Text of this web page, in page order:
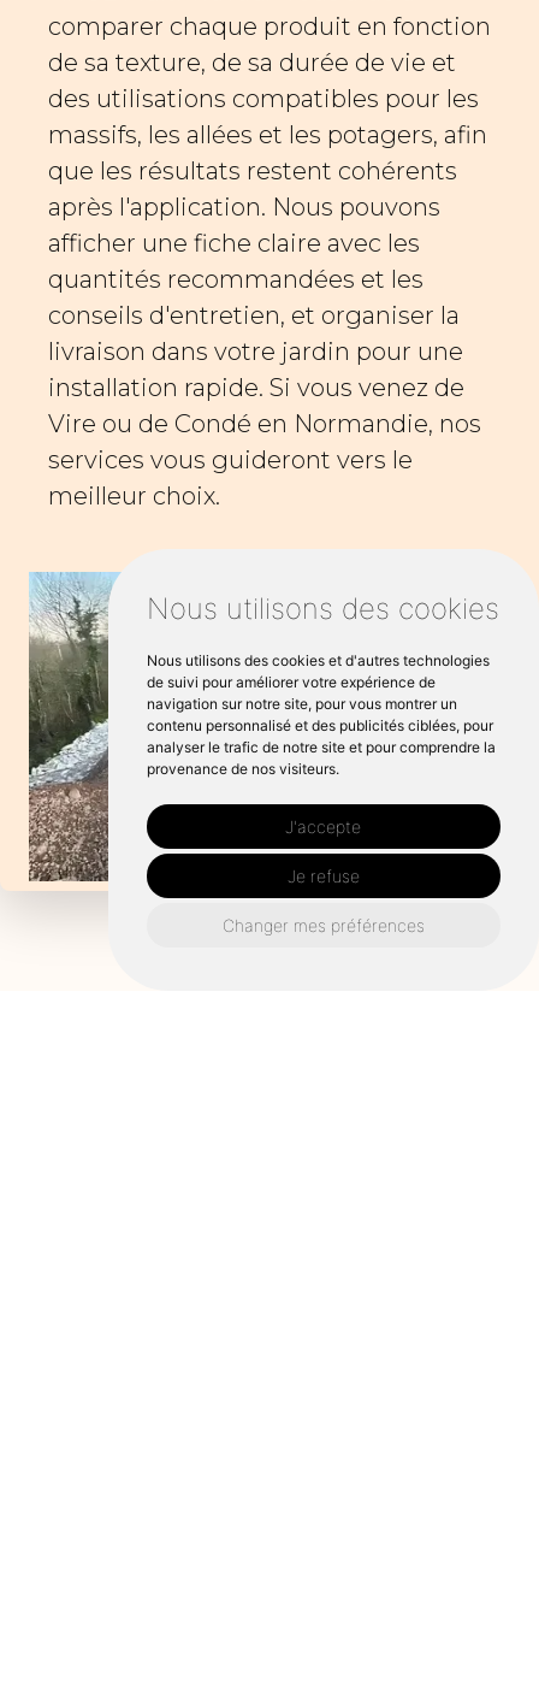
Nous utilisons des cookies
Nous utilisons des cookies et d'autres technologies
de suivi pour améliorer votre expérience de
navigation sur notre site, pour vous montrer un
contenu personnalisé et des publicités ciblées, pour
analyser le trafic de notre site et pour comprendre la
provenance de nos visiteurs.
J'accepte
Je refuse
Changer mes préférences
comparer chaque produit en fonction
de sa texture, de sa durée de vie et
des utilisations compatibles pour les
massifs, les allées et les potagers, afin
que les résultats restent cohérents
après l'application. Nous pouvons
afficher une fiche claire avec les
quantités recommandées et les
conseils d'entretien, et organiser la
livraison dans votre jardin pour une
installation rapide. Si vous venez de
Vire ou de Condé en Normandie, nos
services vous guideront vers le
meilleur choix.